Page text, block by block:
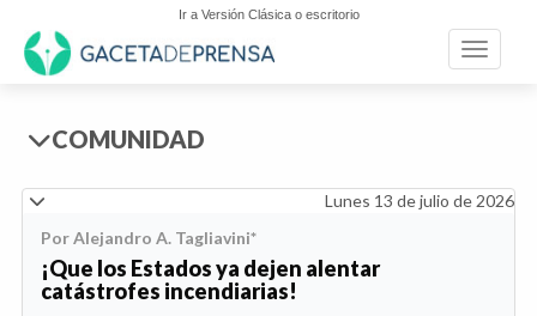
Ir a Versión Clásica o escritorio
Toggle
COMUNIDAD
Lunes 13 de julio de 2026
Por Alejandro A. Tagliavini*
¡Que los Estados ya dejen alentar
catástrofes incendiarias!